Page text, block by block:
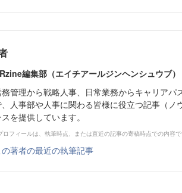
編集部（エイチアールジンヘンシュウブ）
管理から戦略人事、日常業務からキャリアパ
、人事部や人事に関わる皆様に役立つ記事（ノ
を提供しています。
ロフィールは、執筆時点、または直近の記事の寄稿時点での内容
の著者の最近の執筆記事